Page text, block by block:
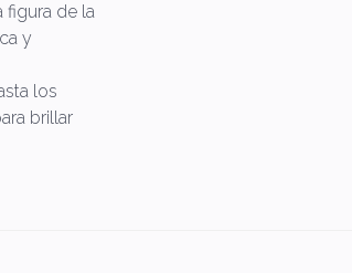
figura de la
y
los
brillar